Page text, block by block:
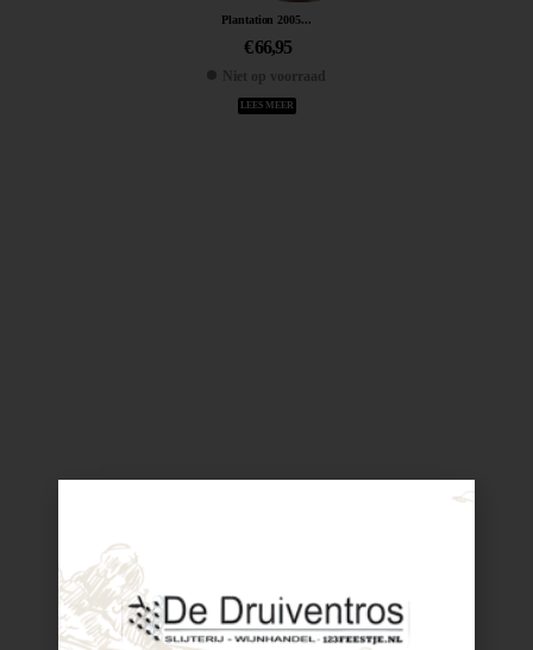
Plantation 2005...
€66,95
Niet op voorraad
LEES MEER